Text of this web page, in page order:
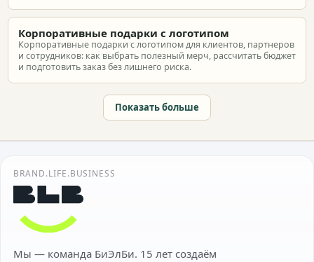
Корпоративные подарки с логотипом
Корпоративные подарки с логотипом для клиентов, партнеров
и сотрудников: как выбрать полезный мерч, рассчитать бюджет
и подготовить заказ без лишнего риска.
Показать больше
BRAND.LIFE.BUSINESS
Мы — команда БиЭлБи. 15 лет создаём